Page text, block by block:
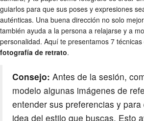
guiarlos para que sus poses y expresiones
auténticas. Una buena dirección no solo
también ayuda a la persona a relajarse y a
personalidad. Aquí te presentamos 7
fotografía de retrato.
Consejo: Antes de la sesión,
modelo algunas imágenes de
entender sus preferencias y
idea del estilo que buscas. Esto